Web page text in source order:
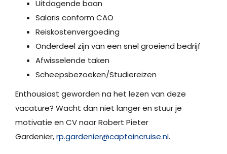
Uitdagende baan
Salaris conform CAO
Reiskostenvergoeding
Onderdeel zijn van een snel groeiend bedrijf
Afwisselende taken
Scheepsbezoeken/Studiereizen
Enthousiast geworden na het lezen van deze
vacature? Wacht dan niet langer en stuur je
motivatie en CV naar Robert Pieter
Gardenier,rp.gardenier@captaincruise.nl.